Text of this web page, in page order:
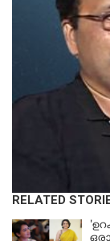
RELATED